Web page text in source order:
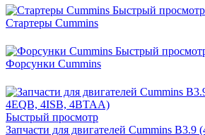
Быстрый просмотр
Стартеры Cummins
Быстрый
Форсунки Cummins
Быстрый просмотр
Запчасти для двигателей Cummins B3.9